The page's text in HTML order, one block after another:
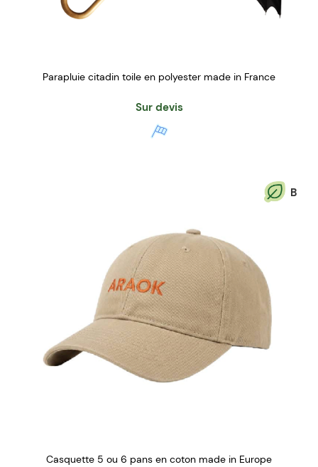
Parapluie citadin toile en polyester made in France
Sur devis
B
Casquette 5 ou 6 pans en coton made in Europe